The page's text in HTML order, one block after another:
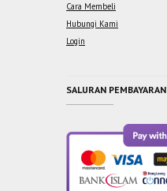
Cara Membeli
Hubungi Kami
Login
SALURAN PEMBAYARAN